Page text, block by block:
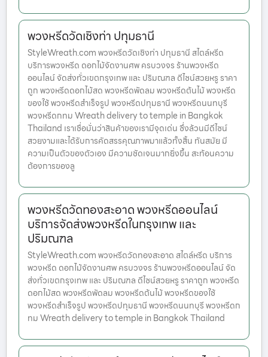
พวงหรีดวัดเชิงท่า ปทุมธานี
StyleWreath.com พวงหรีดวัดเชิงท่า ปทุมธานี สไตล์หรีด
บริการพวงหรีด ดอกไม้จัดงานศพ ครบวงจร ร้านพวงหรีด
ออนไลน์ จัดส่งทั่วเขตกรุงเทพ และ ปริมณฑล ดีไซน์สวยหรู ราคา
ถูก พวงหรีดดอกไม้สด พวงหรีดพัดลม พวงหรีดต้นไม้ พวงหรีด
ของใช้ พวงหรีดสำเร็จรูป พวงหรีดปทุมธานี พวงหรีดนนทบุรี
พวงหรีดกทม Wreath delivery to temple in Bangkok
Thailand เราเชื่อมั่นว่าสินค้าของเรามีจุดเด่น ซึ่งล้วนมีดีไซน์
สวยงามและได้รับการคัดสรรคุณภาพมาแล้วทั้งสิ้น ทันสมัย มี
ความเป็นตัวของตัวเอง มีความชัดเจนมากยิ่งขึ้น สะท้อนความ
ต้องการของลู
พวงหรีดวัดทองสะอาด พวงหรีดออนไลน์
บริการจัดส่งพวงหรีดในกรุงเทพ และ
ปริมณฑล
StyleWreath.com พวงหรีดวัดทองสะอาด สไตล์หรีด บริการ
พวงหรีด ดอกไม้จัดงานศพ ครบวงจร ร้านพวงหรีดออนไลน์ จัด
ส่งทั่วเขตกรุงเทพ และ ปริมณฑล ดีไซน์สวยหรู ราคาถูก พวงหรีด
ดอกไม้สด พวงหรีดพัดลม พวงหรีดต้นไม้ พวงหรีดของใช้
พวงหรีดสำเร็จรูป พวงหรีดปทุมธานี พวงหรีดนนทบุรี พวงหรีดก
ทม Wreath delivery to temple in Bangkok Thailand